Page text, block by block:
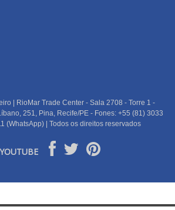
| RioMar Trade Center - Sala 2708 - Torre 1 -
251, Pina, Recife/PE - Fones: +55 (81) 3033
(WhatsApp) | Todos os direitos reservados
YOUTUBE